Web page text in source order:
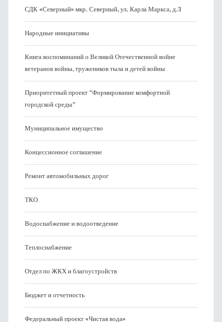
СДК «Северный» мкр. Северный, ул. Карла Маркса, д.3
Народные инициативы
Книга воспоминаний о Великой Отечественной войне
ветеранов войны, тружеников тыла и детей войны
Приоритетный проект “Формирование комфортной
городской среды”
Муниципальное имущество
Концессионное соглашение
Ремонт автомобильных дорог
ТКО
Водоснабжение и водоотведение
Теплоснабжение
Отдел по ЖКХ и благоустройств
Бюджет и отчетность
Федеральный проект «Чистая вода»